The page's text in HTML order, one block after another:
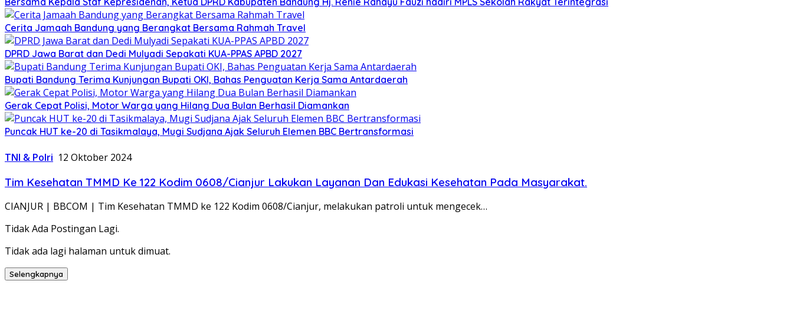
Cerita Jamaah Bandung yang Berangkat Bersama Rahmah Travel
DPRD Jawa Barat dan Dedi Mulyadi Sepakati KUA-PPAS APBD 2027
Bupati Bandung Terima Kunjungan Bupati OKI, Bahas Penguatan Kerja Sama Antardaerah
Gerak Cepat Polisi, Motor Warga yang Hilang Dua Bulan Berhasil Diamankan
Puncak HUT ke-20 di Tasikmalaya, Mugi Sudjana Ajak Seluruh Elemen BBC Bertransformasi
TNI & Polri 12 Oktober 2024
Tim Kesehatan TMMD Ke 122 Kodim 0608/Cianjur Lakukan Layanan Dan Edukasi Kesehatan Pada Masyarakat.
CIANJUR | BBCOM | Tim Kesehatan TMMD ke 122 Kodim 0608/Cianjur, melakukan patroli untuk mengecek…
Tidak Ada Postingan Lagi.
Tidak ada lagi halaman untuk dimuat.
Selengkapnya